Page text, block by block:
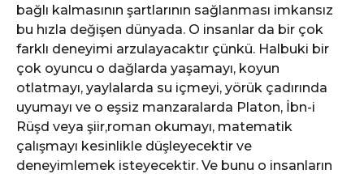
bağlı kalmasının şartlarının sağlanması imkansız
bu hızla değişen dünyada. O insanlar da bir çok
farklı deneyimi arzulayacaktır çünkü. Halbuki bir
çok oyuncu o dağlarda yaşamayı, koyun
otlatmayı, yaylalarda su içmeyi, yörük çadırında
uyumayı ve o eşsiz manzaralarda Platon, İbn-i
Rüşd veya şiir,roman okumayı, matematik
çalışmayı kesinlikle düşleyecektir ve
deneyimlemek isteyecektir. Ve bunu o insanların